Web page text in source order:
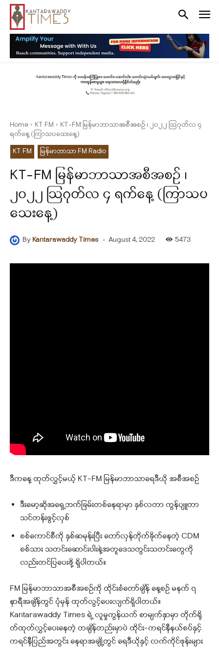
Home KT FM
KT-FM မြန်မာဘာသာအစီအစဉ် ၊ ၂၀၂၂ ဩဂုတ်လ ၄
ရက်နေ့ (ကြာသပသေးနေ့)
KT FM
မြန်မာဘာသာ FM Radio
KT-FM မြန်မာဘာသာအစီအစဉ် ၊
၂၀၂၂ ဩဂုတ်လ ၄ ရက်နေ့ (ကြာသပ
သေးနေ့)
By Kantarawaddy Times - August 4, 2022 5473
ဒီကနေ့ ထုတ်လွှင့်မယ့် KT-FM မြန်မာဘာသာရေဒီယို အစီအစဉ်
ဒီးမော့ဆိုအရှေ့ဘက်ခြမ်းတစ်နေရာမှာ နှစ်လတာ ကွန်ပျူတာ
သင်တန်းဖွင့်လှစ်
စစ်ကောင်စီကို နှစ်ဆမုန်းပြီး တော်လှန်တိုက်ခိုက်နေတဲ့ CDM
စစ်သား သတင်းဆောင်းပါးနဲ့အတူဒေသတွင်းသတင်းတွေကို
လည်းတင်ပြပေးဖို့ ရှိပါတယ်။
FM မြန်မာဘာသာအစီအစဉ်ကို ထိုင်းစံတော်ချိန် နေ့စဉ် မနက် ၇
နာရီအချိန်တွင် ပုံမှန် ထုတ်လွင့်ပေးလျက်ရှိပါတယ်။
Kantarawaddy Times ရဲ့ လူမှုကွန်ယက် စာမျက်နှာမှာ တိုက်ရို
တ်ထုတ်လွှင့်ပေးနေတဲ့ တချိန်တည်းမှာပဲ ထိုင်း-ကရင်နီနယ်စပ်နှင့်
ကရင်နီပြည်အတွင်း နေရာအချို့တွင် ရေဒီယိုနှင့် လက်ကိုင်ဖုန်းများ